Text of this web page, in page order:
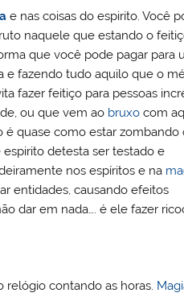
e nas coisas do espirito. Você
naquele que estando o
que você pode pagar para
e fazendo tudo aquilo que o
fazer feitiço para pessoas
ou que vem ao bruxo com
é quase como estar zombando
espirito detesta ser testado e
nos espíritos e na
entidades, causando efeitos
dar em nada…. é ele fazer
relógio contando as horas.